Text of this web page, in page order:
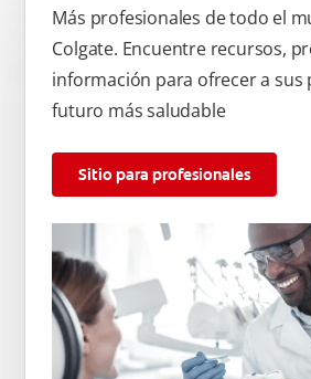
Más profesionales de todo el
Colgate. Encuentre recursos,
información para ofrecer a sus
futuro más saludable
Sitio para profesionales